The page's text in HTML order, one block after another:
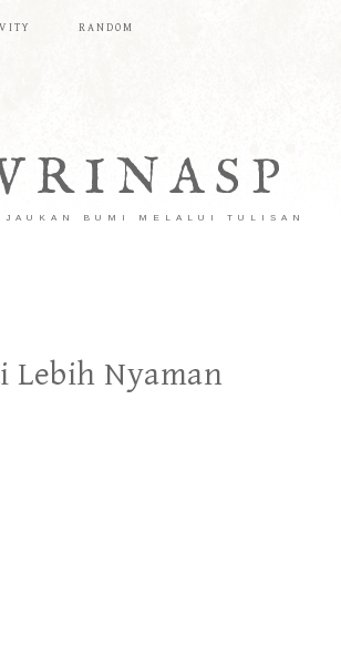
RANDOM
BUMI MELALUI TULISAN
Lebih Nyaman